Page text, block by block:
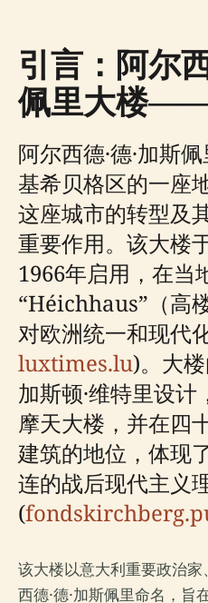
引言：阿尔
佩里大楼
阿尔西德·德·加斯
基希贝格区的一座
这座城市的转型及
重要作用。该大楼
1966年启用，在当
“Héichhaus”（高
对欧洲统一和现代
luxtimes.lu)。大
加斯顿·维特里设
摩天大楼，并在四
建筑的地位，体现
连的战后现代主义
(
该大楼以意大利重要政治
西德·德·加斯佩里命名，旨